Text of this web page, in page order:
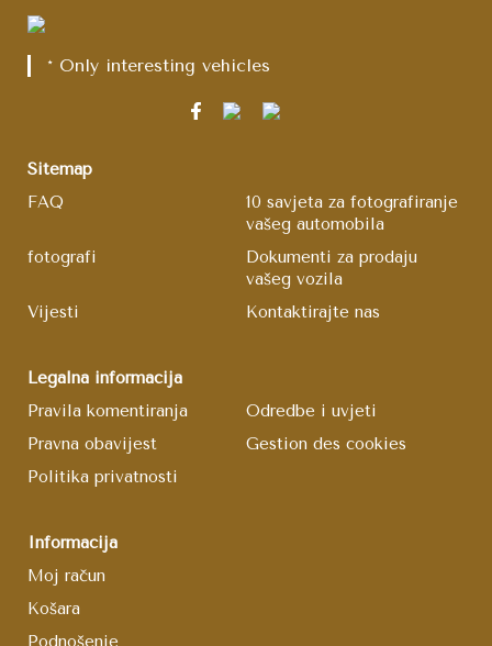
* Only interesting vehicles
Sitemap
FAQ
10 savjeta za fotografiranje
vašeg automobila
fotografi
Dokumenti za prodaju
vašeg vozila
Vijesti
Kontaktirajte nas
Legalna informacija
Pravila komentiranja
Odredbe i uvjeti
Pravna obavijest
Gestion des cookies
Politika privatnosti
Informacija
Moj račun
Košara
Podnošenje